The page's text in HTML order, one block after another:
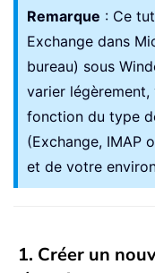
Remarque : Ce
Exchange dans
bureau) sous
varier
fonction du type
(Exchange, IMAP
et de votre
1. Créer un